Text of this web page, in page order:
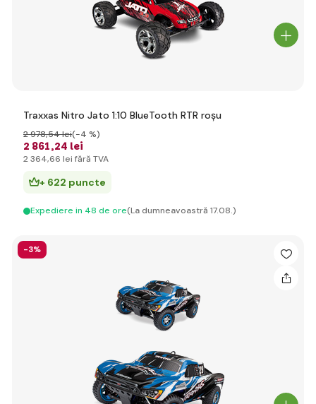
Traxxas Nitro Jato 1:10 BlueTooth RTR roșu
2 861,24 lei
2 978,54 lei(-4 %)
2 364,66 lei fără TVA
+ 622 puncte
Expediere in 48 de ore(La dumneavoastră 17.08.)
-3%